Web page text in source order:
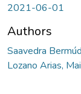
2021-06-01
Authors
Saavedra
Lozano Arias,